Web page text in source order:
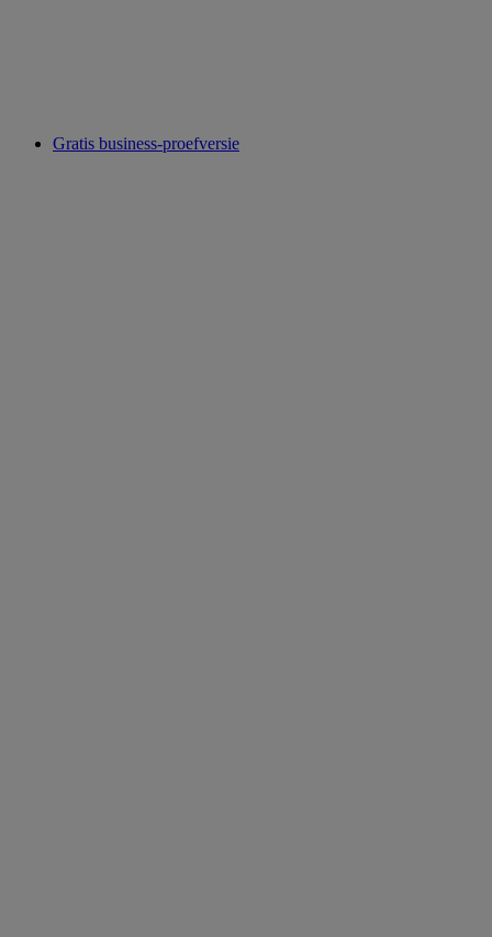
Gratis business-proefversie